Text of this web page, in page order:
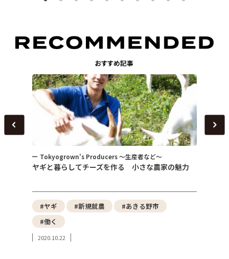
Tokyogrown's Producers ～生産者など～
ヤギと暮らしてチーズを作る 小さな農家の魅力
#ヤギ #新規就農
#あきる野市
#働く
2020.10.22